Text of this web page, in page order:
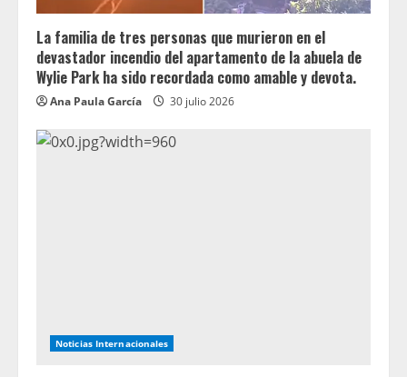
La familia de tres personas que murieron en el
devastador incendio del apartamento de la abuela de
Wylie Park ha sido recordada como amable y devota.
Ana Paula García 30 julio 2026
Noticias Internacionales